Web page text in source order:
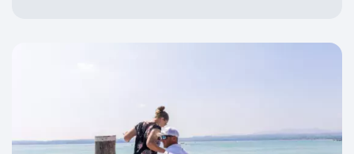
Dag 8